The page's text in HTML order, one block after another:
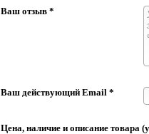
Ваш отзыв *
Ваш действующий Email *
Цена, наличие и описание товара